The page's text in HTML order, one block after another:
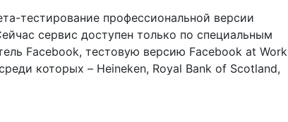
тестирование профессиональной версии
сервис доступен только по специальным
Facebook, тестовую версию Facebook at Work
которых – Heineken, Royal Bank of Scotland,